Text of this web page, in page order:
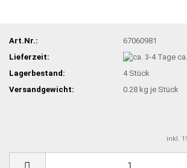
Art.Nr.:
67060981
Lieferzeit:
Lagerbestand:
4 Stück
Versandgewicht:
0.28 kg je Stück
inkl.